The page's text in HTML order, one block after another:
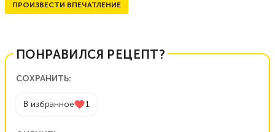
ПРОИЗВЕСТИ ВПЕЧАТЛЕНИЕ
ПОНРАВИЛСЯ РЕЦЕПТ?
СОХРАНИТЬ:
В избранное 1